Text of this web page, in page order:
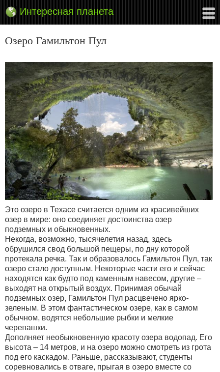
Интересная планета
Озеро Гамильтон Пул
Это озеро в Техасе считается одним из красивейших
озер в мире: оно соединяет достоинства озер
подземных и обыкновенных.
Некогда, возможно, тысячелетия назад, здесь
обрушился свод большой пещеры, по дну которой
протекала речка. Так и образовалось Гамильтон Пул, так
озеро стало доступным. Некоторые части его и сейчас
находятся как будто под каменным навесом, другие –
выходят на открытый воздух. Принимая обычай
подземных озер, Гамильтон Пул расцвечено ярко-
зеленым. В этом фантастическом озере, как в самом
обычном, водятся небольшие рыбки и мелкие
черепашки.
Дополняет необыкновенную красоту озера водопад. Его
высота – 14 метров, и на озеро можно смотреть из грота
под его каскадом. Раньше, рассказывают, студенты
соревновались в отваге, прыгая в озеро вместе со